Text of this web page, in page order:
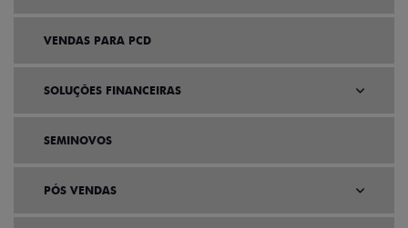
VENDAS PARA PCD
SOLUÇÕES FINANCEIRAS
SEMINOVOS
PÓS VENDAS